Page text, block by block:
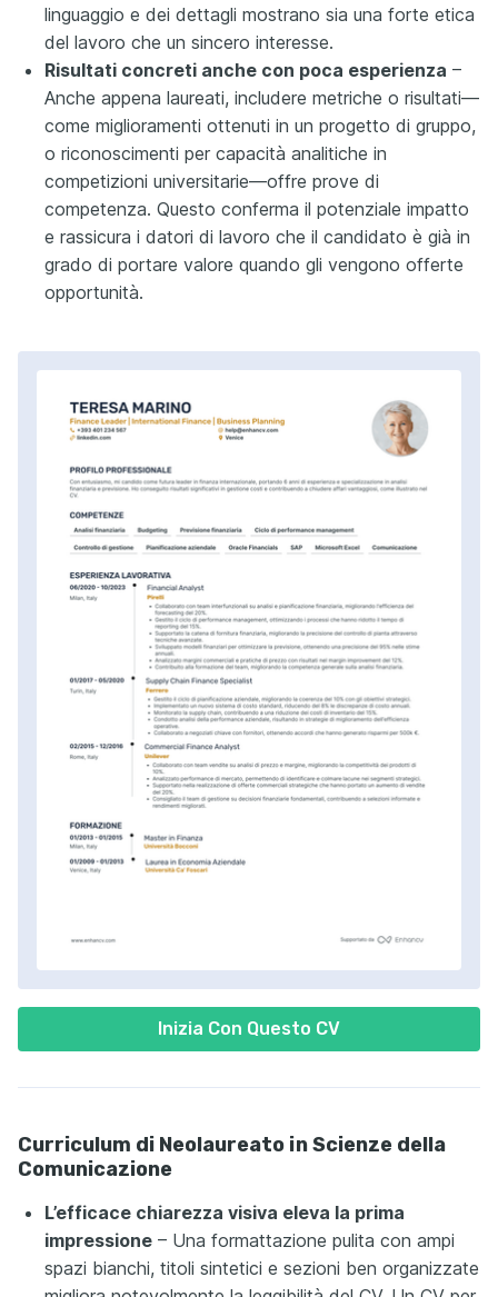
Inizia Con Questo CV
linguaggio e dei dettagli mostrano sia una forte etica
del lavoro che un sincero interesse.
Risultati concreti anche con poca esperienza –
Anche appena laureati, includere metriche o risultati—
come miglioramenti ottenuti in un progetto di gruppo,
o riconoscimenti per capacità analitiche in
competizioni universitarie—offre prove di
competenza. Questo conferma il potenziale impatto
e rassicura i datori di lavoro che il candidato è già in
grado di portare valore quando gli vengono offerte
opportunità.
Curriculum di Neolaureato in Scienze della
Comunicazione
L’efficace chiarezza visiva eleva la prima
impressione – Una formattazione pulita con ampi
spazi bianchi, titoli sintetici e sezioni ben organizzate